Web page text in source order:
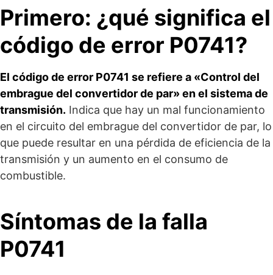
Primero: ¿qué significa el
código de error P0741?
El código de error P0741 se refiere a «Control del
embrague del convertidor de par» en el sistema de
transmisión. Indica que hay un mal funcionamiento
en el circuito del embrague del convertidor de par, lo
que puede resultar en una pérdida de eficiencia de la
transmisión y un aumento en el consumo de
combustible.
Síntomas de la falla
P0741